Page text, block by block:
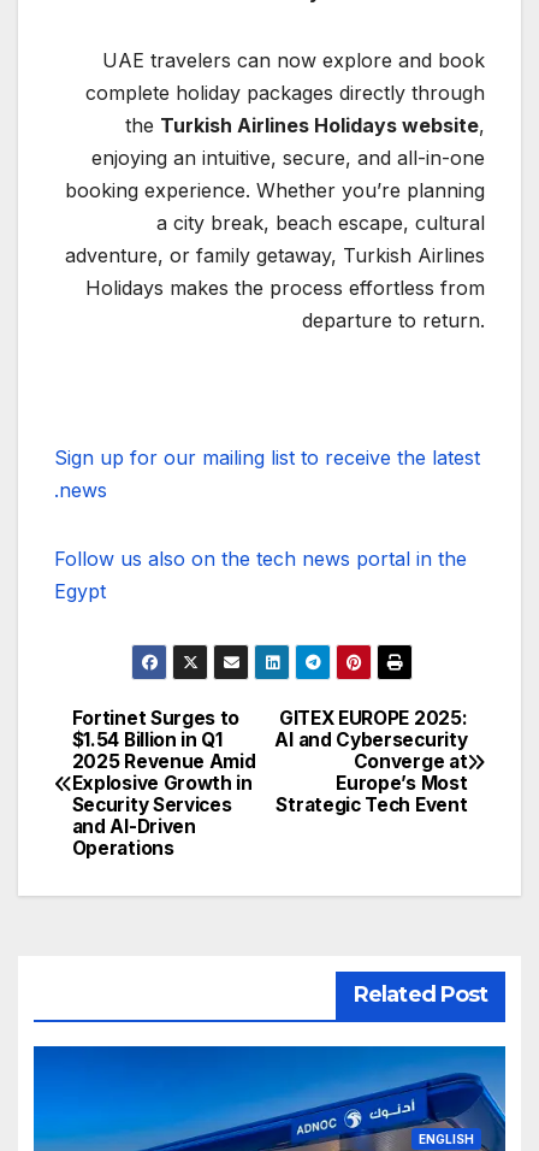
UAE travelers can now explore and book
complete holiday packages directly through
the Turkish Airlines Holidays website,
enjoying an intuitive, secure, and all-in-one
booking experience. Whether you’re planning
a city break, beach escape, cultural
adventure, or family getaway, Turkish Airlines
Holidays makes the process effortless from
departure to return.
Sign up for our mailing list to receive the latest
news.
Follow us also on the tech news portal in the
Egypt
تصفّح
المقالات
Fortinet Surges to
$1.54 Billion in Q1
2025 Revenue Amid
Explosive Growth in
Security Services
and AI-Driven
Operations
GITEX EUROPE 2025:
AI and Cybersecurity
Converge at
Europe’s Most
Strategic Tech Event
Related Post
ENGLISH